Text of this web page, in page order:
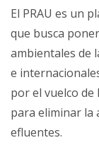
El PRAU es un
que busca
ambientales de
e
por el vuelco de
para eliminar la
efluentes.